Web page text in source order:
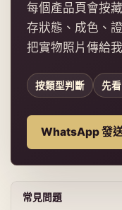
每個產品頁會按
存狀態、成色、
把實物照片傳給
按類型判斷 先
WhatsApp 發
常見問題